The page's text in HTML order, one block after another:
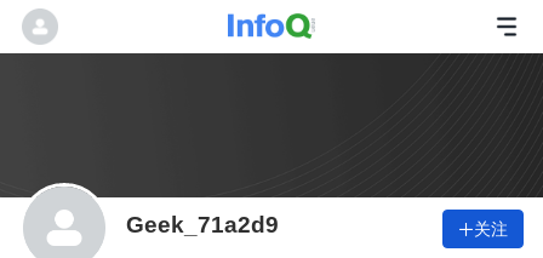
Geek_71a2d9 关注